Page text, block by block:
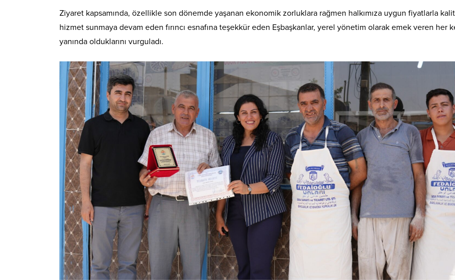
Ziyaret kapsamında, özellikle son dönemde yaşanan ekonomik zorluklara rağmen halkımıza uygun fiyatlarla
hizmet sunmaya devam eden fırıncı esnafına teşekkür eden Eşbaşkanlar, yerel yönetim olarak emek veren her
yanında olduklarını vurguladı.